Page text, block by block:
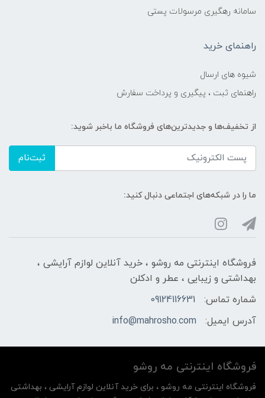
سامانه رهگیری مرسولات پستی
راهنمای خرید
شیوه های ارسال
راهنمای ثبت ، پیگیری و پرداخت سفارش
از تخفیف‌ها و جدیدترین‌های فروشگاه ما باخبر شوید:
ثبت‌نام
ما را در شبکه‌های اجتماعی دنبال کنید:
فروشگاه اینترنتی مه‌ رو‌شو ، خرید آنلاین لوازم آرایشی ،
بهداشتی و زیبایی ، عطر و ادکلن
شماره تماس:
09124116631
آدرس ایمیل:
info@mahrosho.com
فروشگاه اینترنتی مه‌ رو‌شو
فروشگاه اینترنتی مه‌ رو‌شو ، برای خرید آنلاین لوازم آرایشی ، بهداشتی